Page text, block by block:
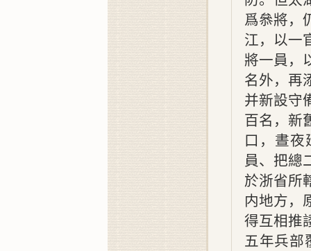
爲叅將，
江，以一
將一員，
名外，再
并新設守
百名，新
口，晝夜
員、把總
於浙省所
内地方，
得互相推
五年兵部